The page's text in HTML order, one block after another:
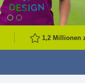
1,2 Millionen